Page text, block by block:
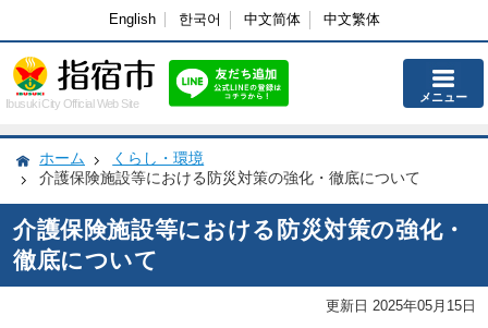
English 한국어 中文简体 中文繁体
Ibusuki City Official Web Site メニュー
ホーム
くらし・環境
介護保険施設等における防災対策の強化・徹底について
介護保険施設等における防災対策の強化・
徹底について
更新日 2025年05月15日